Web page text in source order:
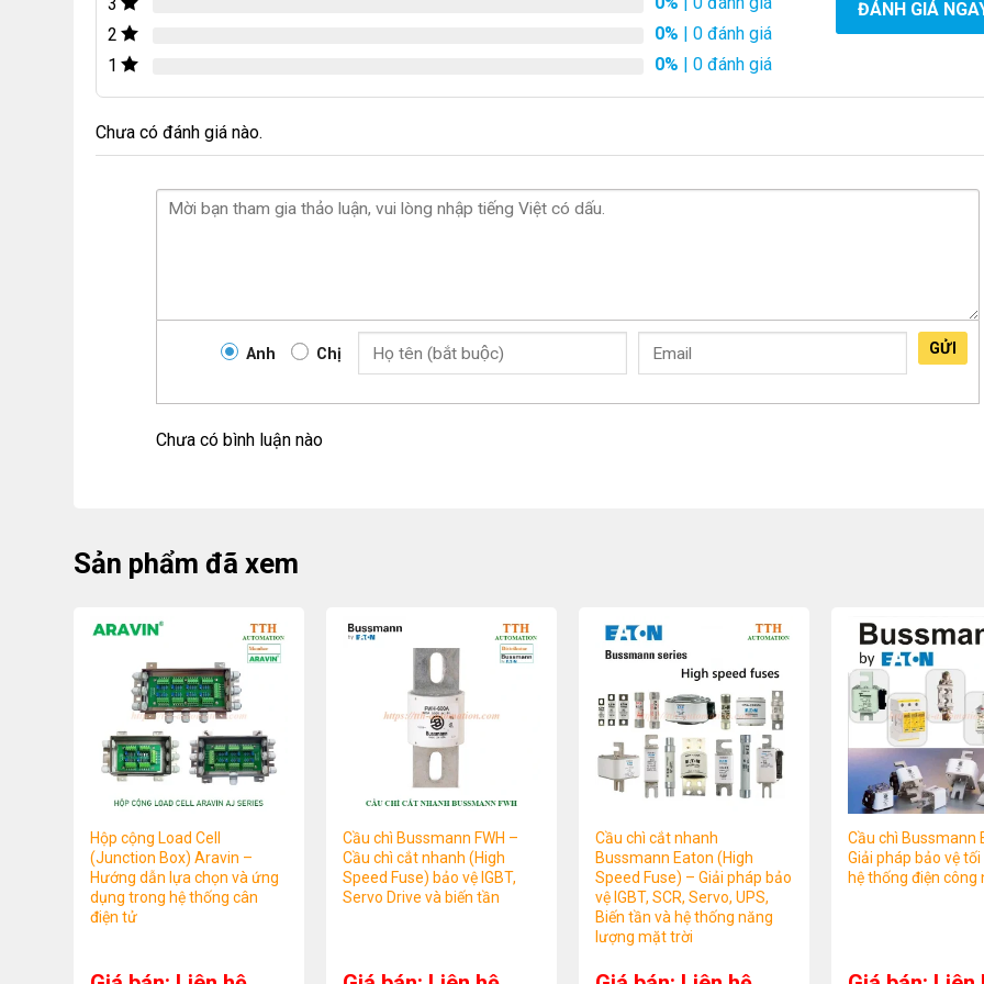
3
2
0% | 0 đánh giá
1
0% | 0 đánh giá
ĐÁNH GIÁ
Chưa có đánh giá nào.
Anh Chị GỬI
Chưa có bình luận nào
Sản phẩm đã xem
Hộp cộng Load Cell
(Junction Box) Aravin –
Hướng dẫn lựa chọn và ứng
dụng trong hệ thống cân
điện tử
Cầu chì Bussmann FWH –
Cầu chì cắt nhanh (High
Speed Fuse) bảo vệ IGBT,
Servo Drive và biến tần
Cầu chì cắt nhanh
Bussmann Eaton (High
Speed Fuse) – Giải pháp bảo
vệ IGBT, SCR, Servo, UPS,
Biến tần và hệ thống năng
lượng mặt trời
Cầu chì Bussmann
Giải pháp bảo vệ
hệ thống điện công